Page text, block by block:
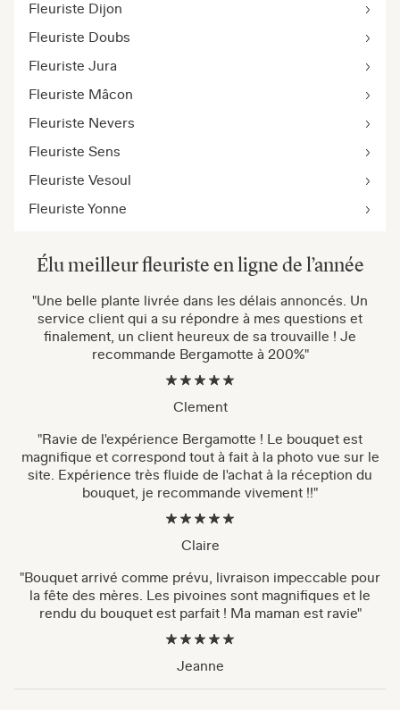
Fleuriste Dijon
Fleuriste Doubs
Fleuriste Jura
Fleuriste Mâcon
Fleuriste Nevers
Fleuriste Sens
Fleuriste Vesoul
Fleuriste Yonne
Élu meilleur fleuriste en ligne de l’année
"Une belle plante livrée dans les délais annoncés. Un
service client qui a su répondre à mes questions et
finalement, un client heureux de sa trouvaille ! Je
recommande Bergamotte à 200%"
Clement
"Ravie de l'expérience Bergamotte ! Le bouquet est
magnifique et correspond tout à fait à la photo vue sur le
site. Expérience très fluide de l'achat à la réception du
bouquet, je recommande vivement !!"
Claire
"Bouquet arrivé comme prévu, livraison impeccable pour
la fête des mères. Les pivoines sont magnifiques et le
rendu du bouquet est parfait ! Ma maman est ravie"
Jeanne